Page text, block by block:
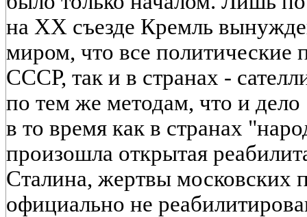
на XX съезде Кремль
миром, что все политические
СССР, так и в странах -
по тем же методам, что и
в то время как в странах
произошла открытая
Сталина, жертвы московских
официально не